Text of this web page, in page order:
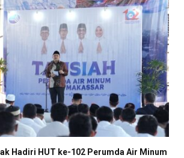
Hadiri HUT ke-102 Perumda Air Minum